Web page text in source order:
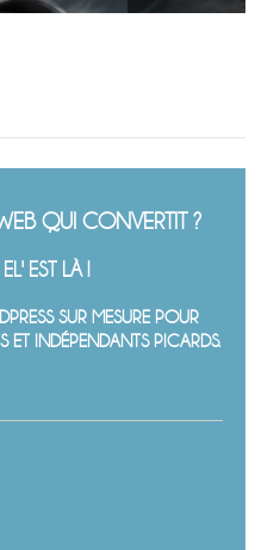
QUI CONVERTIT ?
EST LÀ !
SUR MESURE POUR
ET INDÉPENDANTS PICARDS.